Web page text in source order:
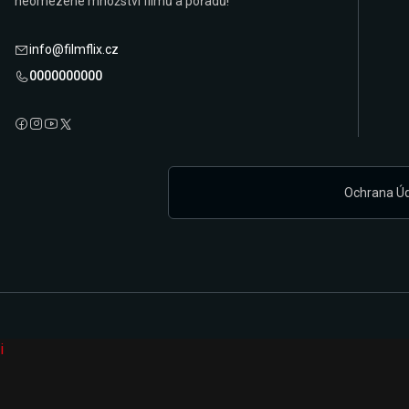
info@filmflix.cz
0000000000
Ochrana
i